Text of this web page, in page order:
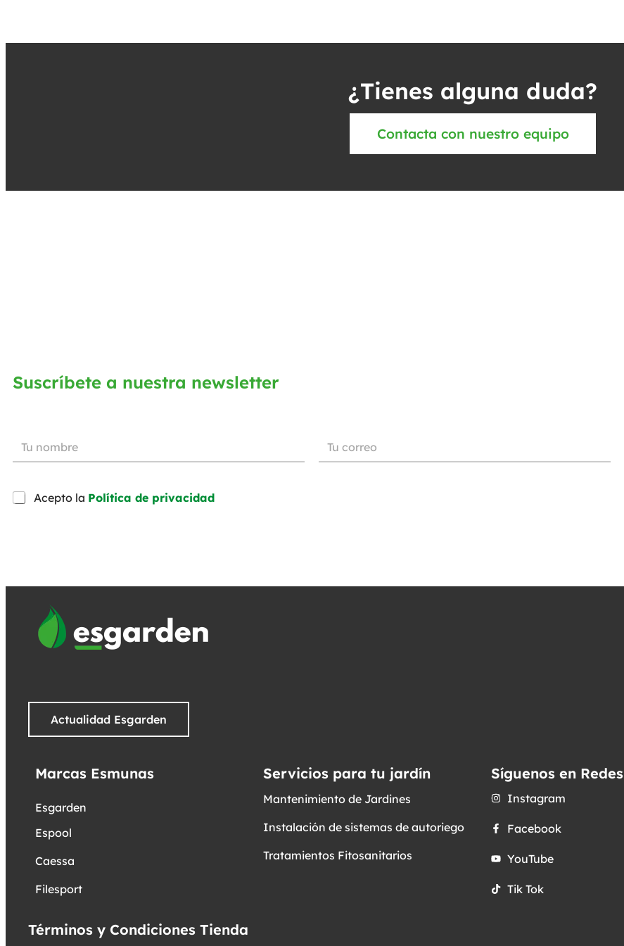
¿Tienes alguna duda?
Contacta con nuestro equipo
Suscríbete a nuestra newsletter
Acepto la Política de privacidad
Actualidad Esgarden
Marcas Esmunas
Esgarden
Espool
Caessa
Filesport
Servicios para tu jardín
Mantenimiento de Jardines
Instalación de sistemas de autoriego
Tratamientos Fitosanitarios
Síguenos en Redes
Instagram
Facebook
YouTube
Tik Tok
Términos y Condiciones Tienda